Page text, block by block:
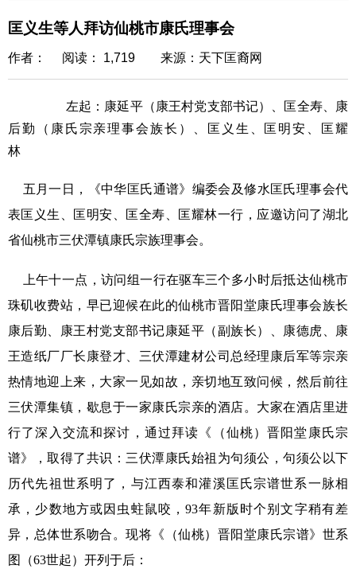
匡义生等人拜访仙桃市康氏理事会
作者： 阅读： 1,719 来源：天下匡裔网
左起：康延平（康王村党支部书记）、匡全寿、康
后勤（康氏宗亲理事会族长）、匡义生、匡明安、匡耀
林
五月一日，《中华匡氏通谱》编委会及修水匡氏理事会代
表匡义生、匡明安、匡全寿、匡耀林一行，应邀访问了湖北
省仙桃市三伏潭镇康氏宗族理事会。
上午十一点，访问组一行在驱车三个多小时后抵达仙桃市
珠矶收费站，早已迎候在此的仙桃市晋阳堂康氏理事会族长
康后勤、康王村党支部书记康延平（副族长）、康德虎、康
王造纸厂厂长康登才、三伏潭建材公司总经理康后军等宗亲
热情地迎上来，大家一见如故，亲切地互致问候，然后前往
三伏潭集镇，歇息于一家康氏宗亲的酒店。大家在酒店里进
行了深入交流和探讨，通过拜读《（仙桃）晋阳堂康氏宗
谱》，取得了共识：三伏潭康氏始祖为句须公，句须公以下
历代先祖世系明了，与江西泰和灌溪匡氏宗谱世系一脉相
承，少数地方或因虫蛀鼠咬，93年新版时个别文字稍有差
异，总体世系吻合。现将《（仙桃）晋阳堂康氏宗谱》世系
图（63世起）开列于后：